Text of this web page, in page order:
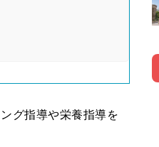
グ指導や栄養指導を